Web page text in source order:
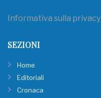
Informativa sulla privacy
SEZIONI
Home
Editoriali
Cronaca